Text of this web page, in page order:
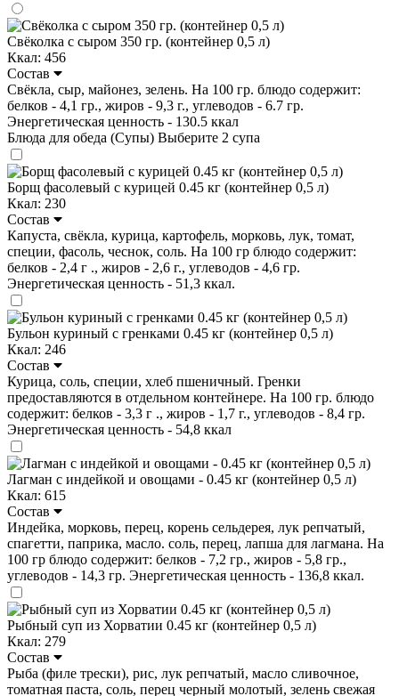
Свёколка с сыром 350 гр. (контейнер 0,5 л)
Ккал: 456
Состав
Свёкла, сыр, майонез, зелень. На 100 гр. блюдо содержит:
белков - 4,1 гр., жиров - 9,3 г., углеводов - 6.7 гр.
Энергетическая ценность - 130.5 ккал
Блюда для обеда (Супы) Выберите 2 супа
Борщ фасолевый с курицей 0.45 кг (контейнер 0,5 л)
Ккал: 230
Состав
Капуста, свёкла, курица, картофель, морковь, лук, томат,
специи, фасоль, чеснок, соль. На 100 гр блюдо содержит:
белков - 2,4 г ., жиров - 2,6 г., углеводов - 4,6 гр.
Энергетическая ценность - 51,3 ккал.
Бульон куриный с гренками 0.45 кг (контейнер 0,5 л)
Ккал: 246
Состав
Курица, соль, специи, хлеб пшеничный. Гренки
предоставляются в отдельном контейнере. На 100 гр. блюдо
содержит: белков - 3,3 г ., жиров - 1,7 г., углеводов - 8,4 гр.
Энергетическая ценность - 54,8 ккал
Лагман с индейкой и овощами - 0.45 кг (контейнер 0,5 л)
Ккал: 615
Состав
Индейка, морковь, перец, корень сельдерея, лук репчатый,
спагетти, паприка, масло. соль, перец, лапша для лагмана. На
100 гр блюдо содержит: белков - 7,2 гр., жиров - 5,8 гр.,
углеводов - 14,3 гр. Энергетическая ценность - 136,8 ккал.
Рыбный суп из Хорватии 0.45 кг (контейнер 0,5 л)
Ккал: 279
Состав
Рыба (филе трески), рис, лук репчатый, масло сливочное,
томатная паста, соль, перец черный молотый, зелень свежая